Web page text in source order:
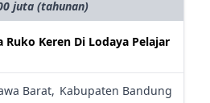
juta (tahunan)
Ruko Keren Di Lodaya Pelajar
Barat, Kabupaten Bandung